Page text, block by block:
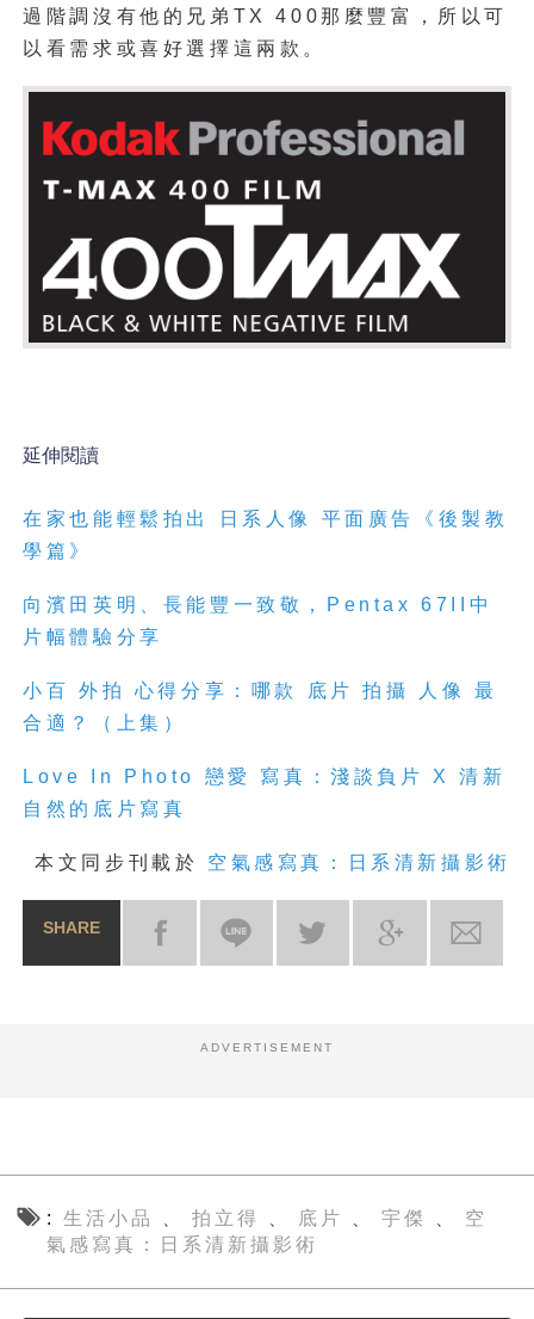
過階調沒有他的兄弟TX 400那麼豐富，所以可
以看需求或喜好選擇這兩款。
延伸閱讀
在家也能輕鬆拍出 日系人像 平面廣告《後製教
學篇》
向濱田英明、長能豐一致敬，Pentax 67II中
片幅體驗分享
小百 外拍 心得分享：哪款 底片 拍攝 人像 最
合適？（上集）
Love In Photo 戀愛 寫真：淺談負片 X 清新
自然的底片寫真
本文同步刊載於 空氣感寫真：日系清新攝影術
SHARE
ADVERTISEMENT
生活小品 拍立得 底片 宇傑
空
氣感寫真：日系清新攝影術